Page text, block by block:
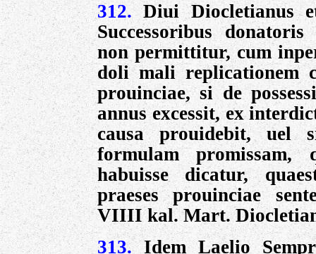
312. Diui Diocletianus
Successoribus
non permittitur, cum
doli mali replicationem
prouinciae, si de
annus excessit, ex
causa prouidebit,
formulam promissam,
habuisse dicatur,
praeses prouinciae
VIIII kal. Mart.
313. Idem Laelio